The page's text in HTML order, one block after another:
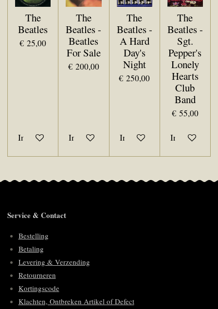
The
Beatles
€ 25,00
In winkelwagen
The
Beatles -
Beatles
For Sale
€ 200,00
In winkelwagen
The
Beatles -
A Hard
Day's
Night
€ 250,00
In winkelwagen
The
Beatles -
Sgt.
Pepper's
Lonely
Hearts
Club
Band
€ 55,00
In
Service & Contact
Bestelling
Betaling
Levering & Verzending
Retourneren
Kortingscode
Klachten, Ontbreken Artikel of Defect